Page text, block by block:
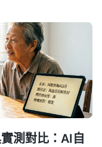
測對比：AI自